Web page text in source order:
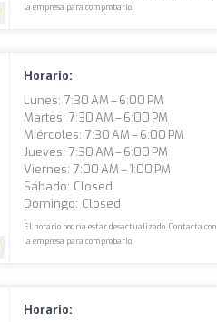
la empresa para comprobarlo.
Horario:
Lunes: 7:30 AM – 6:00 PM
Martes: 7:30 AM – 6:00 PM
Miércoles: 7:30 AM – 6:00 PM
Jueves: 7:30 AM – 6:00 PM
Viernes: 7:00 AM – 1:00 PM
Sábado: Closed
Domingo: Closed
El horario podría estar desactualizado. Contacta con
la empresa para comprobarlo.
Horario: